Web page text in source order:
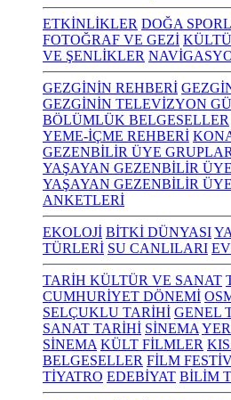
ETKİNLİKLER DOĞA
FOTOĞRAF VE GEZİ
VE ŞENLİKLER
GEZGİNİN REHBERİ
GEZGİNİN TELEVİZYON
BÖLÜMLÜK BELGESELLER
YEME-İÇME REHBERİ
GEZENBİLİR ÜYE
YAŞAYAN GEZENBİLİR
YAŞAYAN GEZENBİLİR
ANKETLERİ
EKOLOJİ BİTKİ DÜNYASI
TÜRLERİ SU CANLILARI
TARİH KÜLTÜR VE SANAT
CUMHURİYET DÖNEMİ
SELÇUKLU TARİHİ GENEL
SANAT TARİHİ SİNEMA
SİNEMA KÜLT FİLMLER
BELGESELLER FİLM
TİYATRO EDEBİYAT BİLİM